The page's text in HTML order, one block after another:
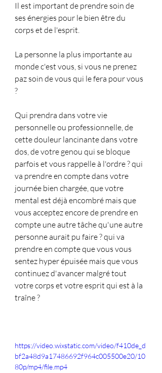
Il est important de prendre soin de
ses énergies pour le bien être du
corps et de l'esprit.
La personne la plus importante au
monde c'est vous, si vous ne prenez
paz soin de vous qui le fera pour vous
?
Qui prendra dans votre vie
personnelle ou professionnelle, de
cette douleur lancinante dans votre
dos, de votre genou qui se bloque
parfois et vous rappelle à l'ordre ? qui
va prendre en compte dans votre
journée bien chargée, que votre
mental est déjà encombré mais que
vous acceptez encore de prendre en
compte une autre tâche qu'une autre
personne aurait pu faire ? qui va
prendre en compte que vous vous
sentez hyper épuisée mais que vous
continuez d'avancer malgré tout
votre corps et votre esprit qui est à la
traîne ?
https://video.wixstatic.com/video/f410de_d
bf2a48d9a17486692f964c005500e20/10
80p/mp4/file.mp4